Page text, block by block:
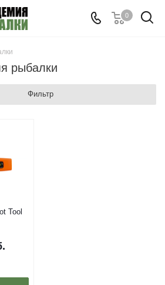
0
рыбалки
Фильтр
Tool